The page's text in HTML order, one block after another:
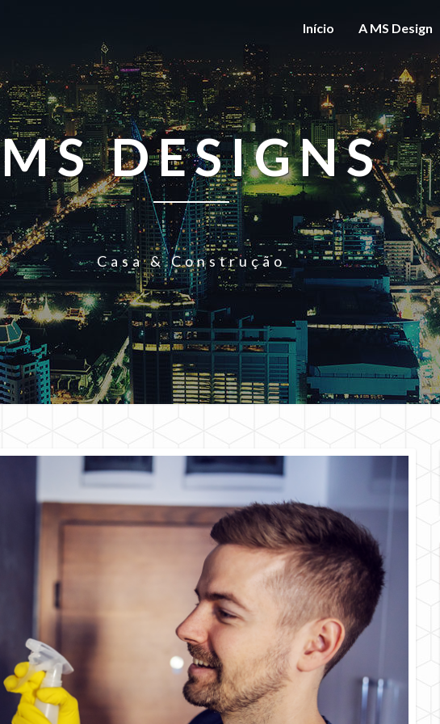
Início A MS Design
MS DESIGNS
Casa & Construção